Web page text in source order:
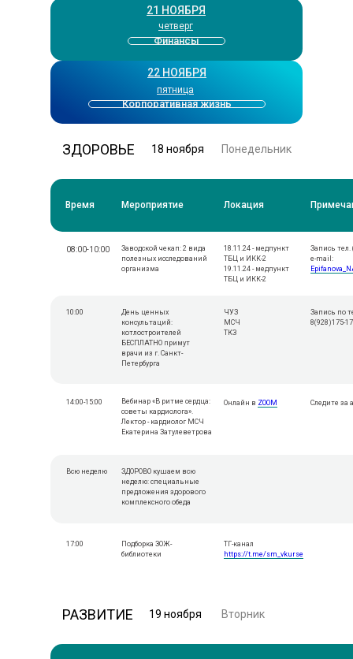
21 НОЯБРЯ
четверг
Финансы
22 НОЯБРЯ
пятница
Корпоративная жизнь
18 ноября Понедельник
ЗДОРОВЬЕ
Время Мероприятие Локация
Всю неделю
ЗДОРОВО кушаем всю
неделю: специальные
предложения здорового
комплексного обеда
14:00-15:00
Вебинар «В ритме сердца:
советы кардиолога».
Лектор - кардиолог МСЧ
Екатерина Затулеветрова
Онлайн в ZOOM Cледите за
10:00
День ценных
консультаций:
котлостроителей
БЕСПЛАТНО примут
врачи из г. Санкт-
Петербурга
ЧУЗ
МСЧ
ТКЗ
Запись по
8(928)175-
08:00-10:00
Заводской чекап: 2 вида
полезных исследований
организма
18.11.24 - медпункт
ТБЦ и ИКК-2
19.11.24 - медпункт
ТБЦ и ИКК-2
Запись тел.
e-mail:
17:00
Подборка ЗОЖ-
библиотеки
ТГ-канал
https://t.me/sm_vkurse
19 ноября Вторник
РАЗВИТИЕ